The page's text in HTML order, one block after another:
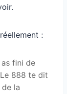
:
fini de
888 te dit
la